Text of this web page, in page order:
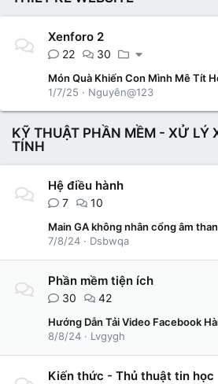
Xenforo 2
22 30
Món Quà Khiến Con Mình Mê Tít
1/7/25
Nguyên@123
KỸ THUẬT PHẦN MỀM - XỬ LÝ
TÍNH
Hệ điều hành
7 10
7/8/24
Dsbwqa
Phần mềm tiện ích
30 42
8/8/24
Lvgygh
Kiến thức - Thủ thuật tin học